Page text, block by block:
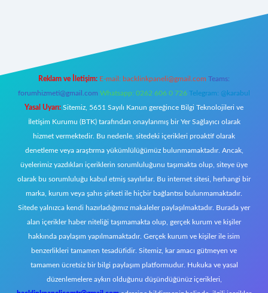
Reklam ve İletişim: E-mail: backlinkpaneli@gmail.com Teams:
forumhizmeti@gmail.com Whatsapp: 0262 606 0 726 Telegram: @karabul
Yasal Uyarı: Sitemiz, 5651 Sayılı Kanun gereğince Bilgi Teknolojileri ve
İletişim Kurumu (BTK) tarafından onaylanmış bir Yer Sağlayıcı olarak
hizmet vermektedir. Bu nedenle, sitedeki içerikleri proaktif olarak
denetleme veya araştırma yükümlülüğümüz bulunmamaktadır. Ancak,
üyelerimiz yazdıkları içeriklerin sorumluluğunu taşımakta olup, siteye üye
olarak bu sorumluluğu kabul etmiş sayılırlar. Bu internet sitesi, herhangi bir
marka, kurum veya şahıs şirketi ile hiçbir bağlantısı bulunmamaktadır.
Sitede yalnızca kendi hazırladığımız makaleler paylaşılmaktadır. Burada yer
alan içerikler haber niteliği taşımamakta olup, gerçek kurum ve kişiler
hakkında paylaşım yapılmamaktadır. Gerçek kurum ve kişiler ile isim
benzerlikleri tamamen tesadüfidir. Sitemiz, kar amacı gütmeyen ve
tamamen ücretsiz bir bilgi paylaşım platformudur. Hukuka ve yasal
düzenlemelere aykırı olduğunu düşündüğünüz içerikleri,